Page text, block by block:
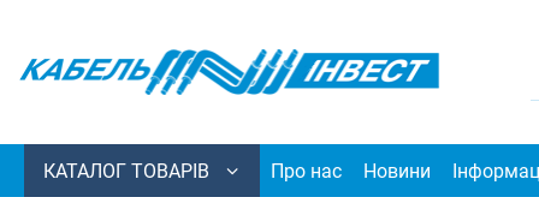
КАТАЛОГ ТОВАРІВ Про нас Новини